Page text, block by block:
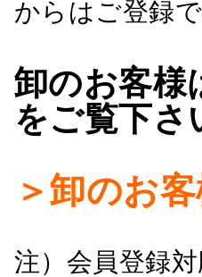
からはご登録
卸のお客様
をご覧下さ
＞卸のお
注）会員登録